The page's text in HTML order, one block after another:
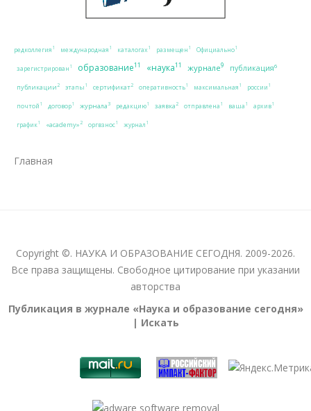
редколлегия 1 международная 1 каталогах 1 размещен 1 Официально1
зарегистрирован 1 образование11 «наука11 журнале9 публикация6
публикации2 этапы 1 сертификат2 оперативность1 максимальная 1 россии 1
почтой 1 договор1 журнала3 редакцию1 заявка2 отправлена 1 ваша 1 архив1
график1 «academy»2 оргвзнос1 журнал 1
Главная
Copyright ©. НАУКА И ОБРАЗОВАНИЕ СЕГОДНЯ. 2009-2026.
Все права защищены. Свободное цитирование при указании
авторства
Публикация в журнале «Наука и образование сегодня»
| Искать